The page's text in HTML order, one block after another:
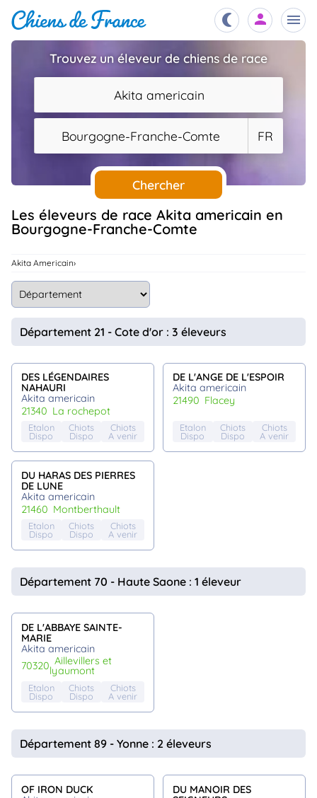
Chiots
Éleveurs
Étalons
Chiens
Services
..
Assurances
Connexion
Trouvez un éleveur de chiens de race
Akita americain
Bourgogne-Franche-Comte FR
Chercher
Les éleveurs de race Akita americain en
Bourgogne-Franche-Comte
Akita Americain
Département 21 - Cote d'or : 3 éleveurs
DES LÉGENDAIRES
NAHAURI
Akita americain
21340
la rochepot
Etalon
Dispo
Chiots
Dispo
Chiots
A venir
DE L'ANGE DE L'ESPOIR
Akita americain
21490
flacey
Etalon
Dispo
Chiots
Dispo
Chiots
A venir
DU HARAS DES PIERRES
DE LUNE
Akita americain
21460
montberthault
Etalon
Dispo
Chiots
Dispo
Chiots
A venir
Département 70 - Haute Saone : 1 éleveur
DE L'ABBAYE SAINTE-
MARIE
Akita americain
70320 aillevillers et
lyaumont
Etalon
Dispo
Chiots
Dispo
Chiots
A venir
Département 89 - Yonne : 2 éleveurs
OF IRON DUCK
DU MANOIR DES